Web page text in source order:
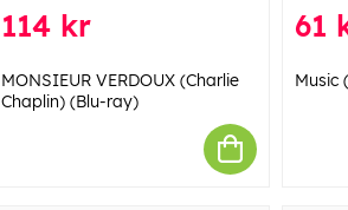
114 kr
MONSIEUR VERDOUX (Charlie
Chaplin) (Blu-ray)
61
Music